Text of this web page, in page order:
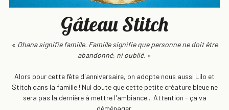
Gâteau Stitch
« Ohana signifie famille. Famille signifie que personne ne doit être
abandonné, ni oublié. »
Alors pour cette fête d'anniversaire, on adopte nous aussi Lilo et
Stitch dans la famille ! Nul doute que cette petite créature bleue ne
sera pas la dernière à mettre l'ambiance... Attention - ça va
déménager.